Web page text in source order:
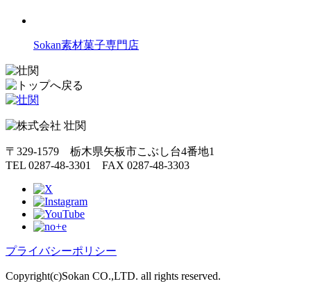
Sokan素材菓子専門店
〒329-1579 栃木県矢板市こぶし台4番地1
TEL 0287-48-3301 FAX 0287-48-3303
プライバシーポリシー
Copyright(c)Sokan CO.,LTD. all rights reserved.